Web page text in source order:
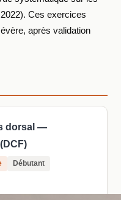
Ces exercices
après validation
dorsal —
Débutant